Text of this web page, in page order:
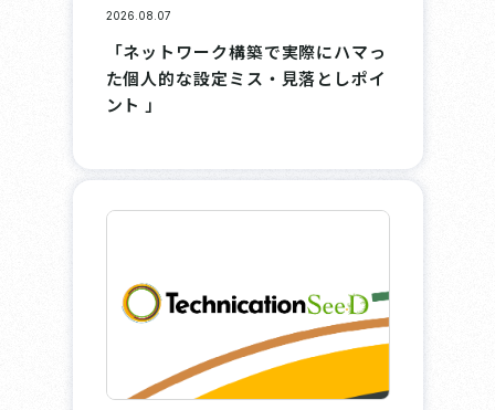
2026.08.07
「ネットワーク構築で実際にハマっ
た個人的な設定ミス・見落としポイ
ント 」